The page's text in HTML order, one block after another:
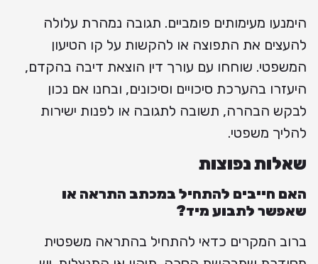
הימנעו מעימותים פומביים. תגובה נמהרת עלולה
להעצים את התפוצה או להקשות על קו הטיעון
המשפטי. שוחחו עם עורך דין הוצאת דיבה בהקדם,
היעזרו בהערכת סיכויים וסיכונים, ובחנו אם נכון
לבקש הבהרה, תשובה לתגובה או לפנות ישירות
להליך משפטי.
שאלות נפוצות
האם חייבים להתחיל במכתב התראה או
שאפשר לתבוע מיד?
ברוב המקרים כדאי להתחיל בהתראה משפטית